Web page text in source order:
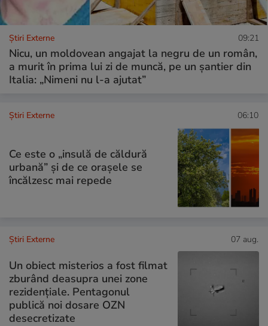
Știri Externe 09:21
Nicu, un moldovean angajat la negru de un român,
a murit în prima lui zi de muncă, pe un șantier din
Italia: „Nimeni nu l-a ajutat”
Știri Externe 06:10
Ce este o „insulă de căldură
urbană” și de ce orașele se
încălzesc mai repede
Știri Externe 07 aug.
Un obiect misterios a fost filmat
zburând deasupra unei zone
rezidențiale. Pentagonul
publică noi dosare OZN
desecretizate